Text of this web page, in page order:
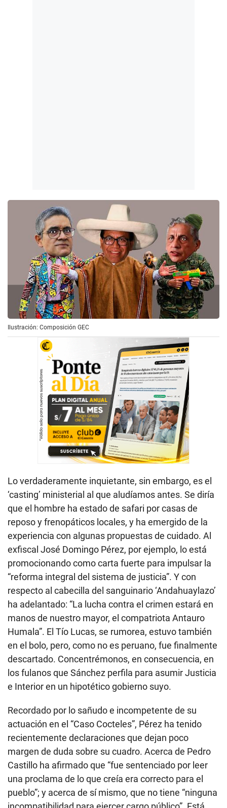
Ilustración: Composición GEC
Lo verdaderamente inquietante, sin embargo, es el
‘casting’ ministerial al que aludíamos antes. Se diría
que el hombre ha estado de safari por casas de
reposo y frenopáticos locales, y ha emergido de la
experiencia con algunas propuestas de cuidado. Al
exfiscal José Domingo Pérez, por ejemplo, lo está
promocionando como carta fuerte para impulsar la
“reforma integral del sistema de justicia”. Y con
respecto al cabecilla del sanguinario ‘Andahuaylazo’
ha adelantado: “La lucha contra el crimen estará en
manos de nuestro mayor, el compatriota Antauro
Humala”. El Tío Lucas, se rumorea, estuvo también
en el bolo, pero, como no es peruano, fue finalmente
descartado. Concentrémonos, en consecuencia, en
los fulanos que Sánchez perfila para asumir Justicia
e Interior en un hipotético gobierno suyo.
Recordado por lo sañudo e incompetente de su
actuación en el “Caso Cocteles”, Pérez ha tenido
recientemente declaraciones que dejan poco
margen de duda sobre su cuadro. Acerca de Pedro
Castillo ha afirmado que “fue sentenciado por leer
una proclama de lo que creía era correcto para el
pueblo”; y acerca de sí mismo, que no tiene “ninguna